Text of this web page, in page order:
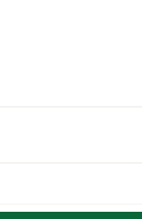
no son